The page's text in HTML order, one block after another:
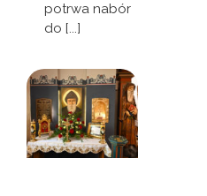
potrwa nabór
do [...]